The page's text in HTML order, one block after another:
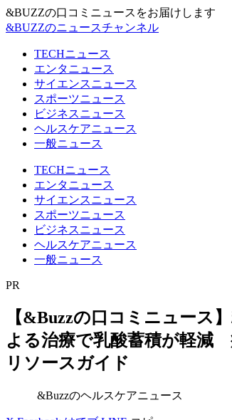
&BUZZの口コミニュースをお届けします
&BUZZのニュースチャンネル
TECHニュース
エンタニュース
サイエンスニュース
スポーツニュース
ビジネスニュース
ヘルスケアニュース
一般ニュース
TECHニュース
エンタニュース
サイエンスニュース
スポーツニュース
ビジネスニュース
ヘルスケアニュース
一般ニュース
PR
【&Buzzの口コミニュース
よる治療で乳酸蓄積が軽減
リソースガイド
&Buzzのヘルスケアニュース